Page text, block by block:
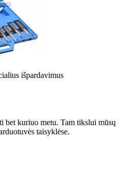
išpardavimus
bet kuriuo metu. Tam tikslui mūsų
taisyklėse.